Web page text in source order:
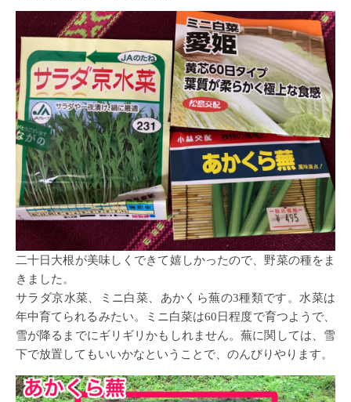
二十日大根が美味しくできて嬉しかったので、野菜の種をま
きました。
サラダ京水菜、ミニ白菜、あかくら蕪の3種類です。水菜は
年中育てられるみたい。ミニ白菜は60日程度で育つようで、
雪が降るまでにギリギリかもしれません。蕪に関しては、雪
下で放置してもいいかなということで、のんびりやります。